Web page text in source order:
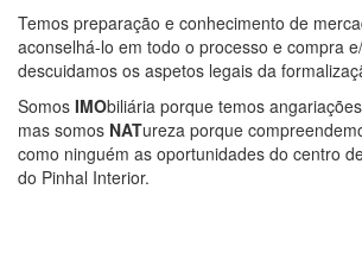
Temos preparação e conhecimento de
aconselhá-lo em todo o processo e compra
descuidamos os aspetos legais da
Somos IMObiliária porque temos
mas somos NATureza porque
como ninguém as oportunidades do centro
do Pinhal Interior.